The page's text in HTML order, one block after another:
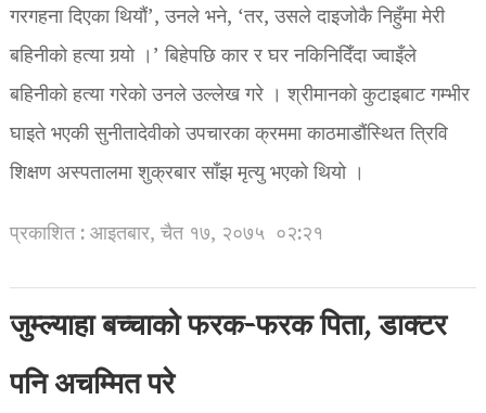
गरगहना दिएका थियौं’, उनले भने, ‘तर, उसले दाइजोकै निहुँमा मेरी
बहिनीको हत्या गर्‍यो ।’ बिहेपछि कार र घर नकिनिदिँदा ज्वाइँले
बहिनीको हत्या गरेको उनले उल्लेख गरे । श्रीमानकाे कुटाइबाट गम्भीर
घाइते भएकी सुनीतादेवीको उपचारका क्रममा काठमाडौंस्थित त्रिवि
शिक्षण अस्पतालमा शुक्रबार साँझ मृत्यु भएको थियो ।
प्रकाशित : आइतबार, चैत १७, २०७५ ०२:२१
जुम्ल्याहा बच्चाको फरक-फरक पिता, डाक्टर
पनि अचम्मित परे